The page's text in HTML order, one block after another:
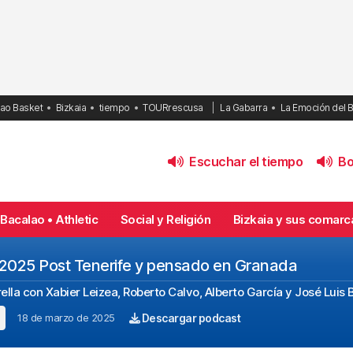
Basket Bizkaia tiempo TOURrescusa La Gabarra La Emoción del
Escuchar el tiempo
Bacalao • Athletic Social y Religión Bizkaia y sus
Post Tenerife y pensado en Granada
con Xabier Leizea, Roberto Calvo, Alberto García y José Luis
18 de marzo de 2025 Descargar podcast